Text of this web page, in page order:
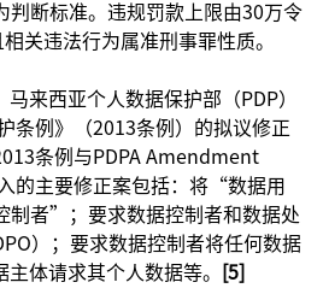
断标准。违规罚款上限由30万令
关违法行为属准刑事罪性质。
来西亚个人数据保护部（PDP）
条例》（2013条例）的拟议修正
条例与PDPA Amendment
的主要修正案包括：将“数据用
者”；要求数据控制者和数据处
）；要求数据控制者将任何数据
体请求其个人数据等。
[5]